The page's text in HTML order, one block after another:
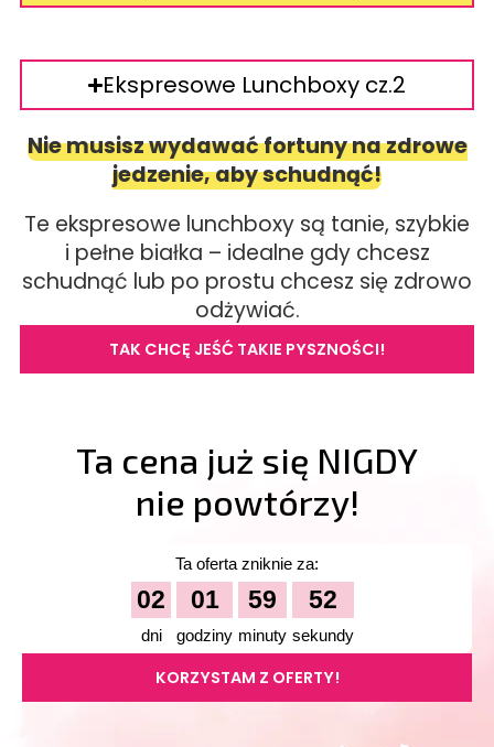
Ekspresowe Lunchboxy cz.2
Nie musisz wydawać fortuny na zdrowe
jedzenie, aby schudnąć!
Te ekspresowe lunchboxy są tanie, szybkie
i pełne białka – idealne gdy chcesz
schudnąć lub po prostu chcesz się zdrowo
odżywiać.
TAK CHCĘ JEŚĆ TAKIE PYSZNOŚCI!
Ta cena już się NIGDY
nie powtórzy!
Ta oferta zniknie za:
02
dni
01
godziny
59
minuty
51
sekundy
KORZYSTAM Z OFERTY!